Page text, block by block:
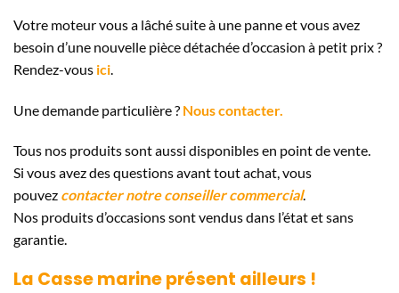
Votre moteur vous a lâché suite à une panne et vous avez
besoin d’une nouvelle pièce détachée d’occasion à petit prix ?
Rendez-vous ici
Une demande particulière ? Nous contacter.
Tous nos produits sont aussi disponibles en point de vente.
Si vous avez des questions avant tout achat, vous
pouvez contacter notre conseiller commercial.
Nos produits d’occasions sont vendus dans l’état et sans
garantie.
La Casse marine présent ailleurs !